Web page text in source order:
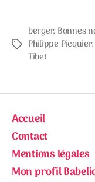
Étiquettes
berger, Bonnes
Philippe Picquier,
Tibet
Accueil
Contact
Mentions légales
Mon profil